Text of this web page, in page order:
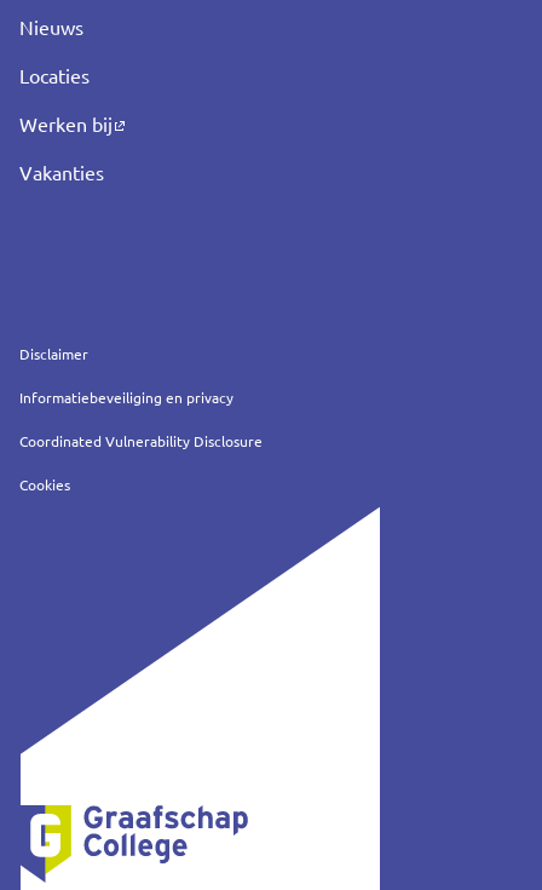
Nieuws
Locaties
Werken bij
Vakanties
Service
Disclaimer
Informatiebeveiliging en privacy
Coordinated Vulnerability Disclosure
Cookies